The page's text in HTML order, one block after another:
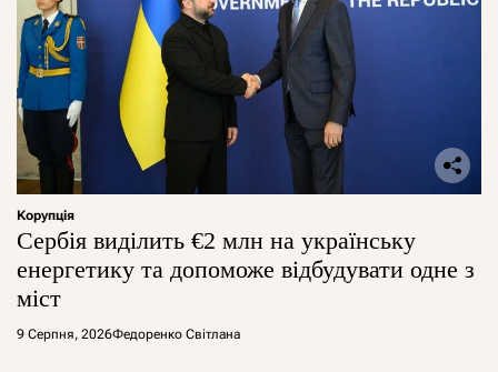
Корупція
Сербія виділить €2 млн на українську
енергетику та допоможе відбудувати одне з
міст
9 Серпня, 2026Федоренко Світлана